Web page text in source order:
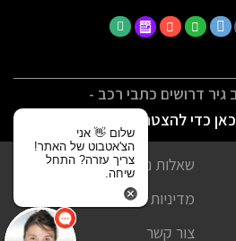
גיר דרושים כתבי רכב -
כדי להצטרף
שאלות נפוצות
מדיניות פרטיות
צור קשר
שלום 👋 אני
הצ'אטבוט של האתר!
צריך עזרה? התחל
שיחה.